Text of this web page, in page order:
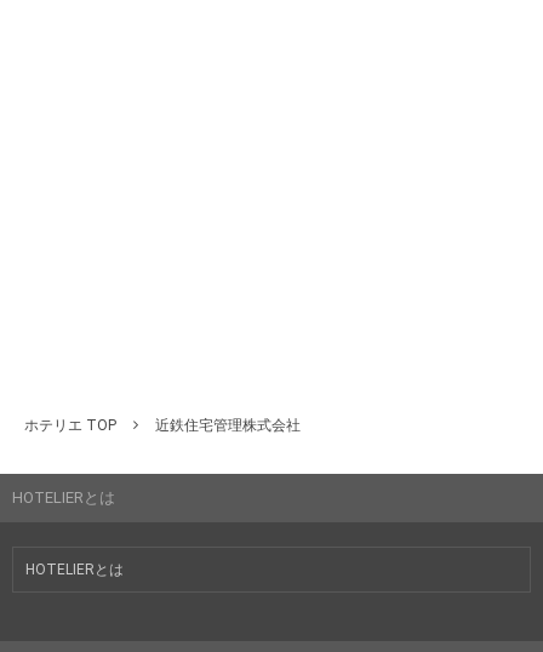
ホテリエ TOP 近鉄住宅管理株式会社
HOTELIERとは
HOTELIERとは